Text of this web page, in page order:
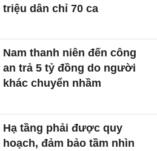
triệu dân chỉ 70 ca
Nam thanh niên đến công
an trả 5 tỷ đồng do người
khác chuyển nhầm
Hạ tầng phải được quy
hoạch, đảm bảo tầm nhìn